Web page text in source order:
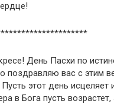
День Пасхи по
поздравляю вас с этим
этот день исцеляет
в Бога пусть возрастет,